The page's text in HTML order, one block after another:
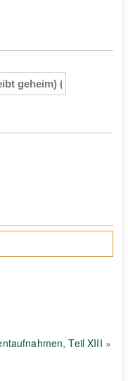
Teil XIII »